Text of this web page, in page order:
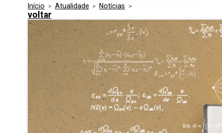
Segurança
Inovação
Media Kit
Entidades Ligadas
Perguntas Frequentes
Eventos
Início > Atualidade > Notícias >
voltar